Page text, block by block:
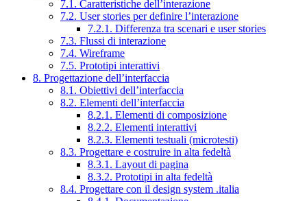
7.1. Caratteristiche dell’interazione
7.2. User stories per definire l’interazione
7.2.1. Differenza tra scenari e user stories
7.3. Flussi di interazione
7.4. Wireframe
7.5. Prototipi interattivi
8. Progettazione dell’interfaccia
8.1. Obiettivi dell’interfaccia
8.2. Elementi dell’interfaccia
8.2.1. Elementi di composizione
8.2.2. Elementi interattivi
8.2.3. Elementi testuali (microtesti)
8.3. Progettare e costruire in alta fedeltà
8.3.1. Layout di pagina
8.3.2. Prototipi in alta fedeltà
8.4. Progettare con il design system .italia